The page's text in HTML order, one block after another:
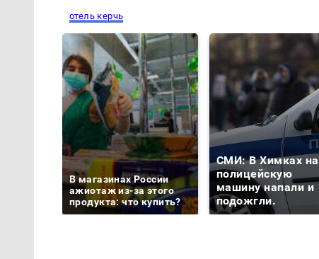
отель керчь
В магазинах России
ажиотаж из-за этого
продукта: что купить?
СМИ: В Химках на
полицейскую
машину напали и
подожгли.